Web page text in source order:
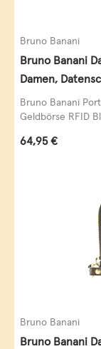
Bruno Banani
Bruno Banani
Damen,
Querformat,
Bruno Banani
Geldbörse RFID
Regulärer Preis:
64,95 €
Bruno Banani
Bruno Banani